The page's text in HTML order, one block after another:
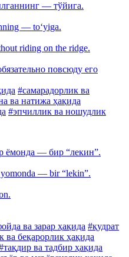
— тўйига.
— to‘yiga.
riding on the ridge.
повсюду его
#самарадорлик ва
ва натижа ҳақида
#эпчиллик ва ношудлик
ёмонда — бир “лекин”.
yomonda — bir “lekin”.
ва зарар ҳақида #қудрат
ва беқарорлик ҳақида
ва тадбир ҳақида